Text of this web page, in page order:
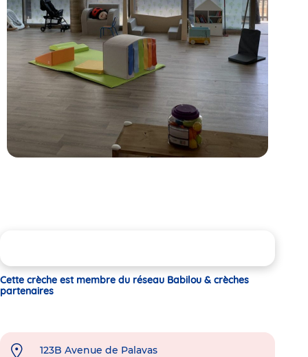
Cette crèche est membre du réseau Babilou & crèches
partenaires
123B Avenue de Palavas